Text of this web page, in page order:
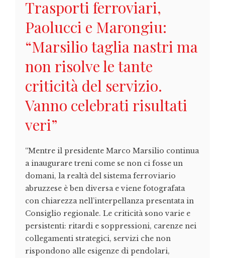
Trasporti ferroviari,
Paolucci e Marongiu:
“Marsilio taglia nastri ma
non risolve le tante
criticità del servizio.
Vanno celebrati risultati
veri”
“Mentre il presidente Marco Marsilio continua
a inaugurare treni come se non ci fosse un
domani, la realtà del sistema ferroviario
abruzzese è ben diversa e viene fotografata
con chiarezza nell’interpellanza presentata in
Consiglio regionale. Le criticità sono varie e
persistenti: ritardi e soppressioni, carenze nei
collegamenti strategici, servizi che non
rispondono alle esigenze di pendolari,